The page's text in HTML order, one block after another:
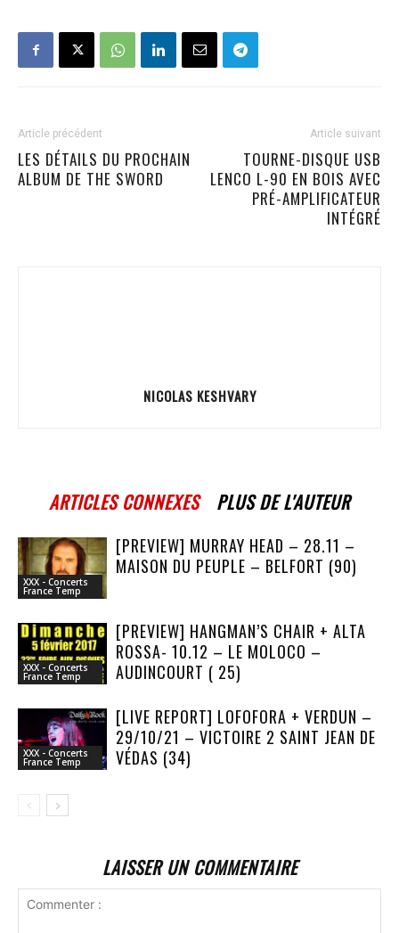
Article précédent
LES DÉTAILS DU PROCHAIN
ALBUM DE THE SWORD
Article suivant
TOURNE-DISQUE USB
LENCO L-90 EN BOIS AVEC
PRÉ-AMPLIFICATEUR
INTÉGRÉ
NICOLAS KESHVARY
ARTICLES CONNEXES PLUS DE L'AUTEUR
XXX - Concerts
France Temp
[PREVIEW] MURRAY HEAD – 28.11 –
MAISON DU PEUPLE – BELFORT (90)
XXX - Concerts
France Temp
[PREVIEW] HANGMAN’S CHAIR + ALTA
ROSSA- 10.12 – LE MOLOCO –
AUDINCOURT ( 25)
XXX - Concerts
France Temp
[LIVE REPORT] LOFOFORA + VERDUN –
29/10/21 – VICTOIRE 2 SAINT JEAN DE
VÉDAS (34)
LAISSER UN COMMENTAIRE